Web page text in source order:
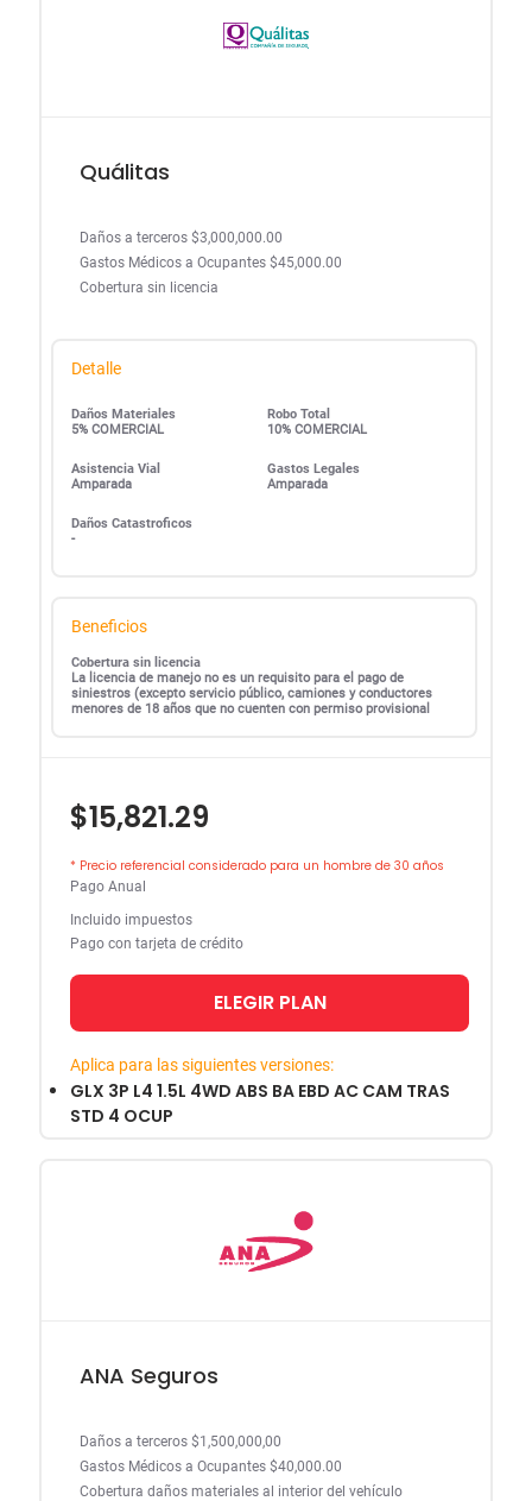
Quálitas
Daños a terceros $3,000,000.00
Gastos Médicos a Ocupantes $45,000.00
Cobertura sin licencia
Detalle
Daños Materiales
5% COMERCIAL
Robo Total
10% COMERCIAL
Asistencia Vial
Amparada
Gastos Legales
Amparada
Daños Catastroficos
-
Beneficios
Cobertura sin licencia
La licencia de manejo no es un requisito para el pago de
siniestros (excepto servicio público, camiones y conductores
menores de 18 años que no cuenten con permiso provisional
$15,821.29
* Precio referencial considerado para un hombre de 30 años
Pago Anual
Incluido impuestos
Pago con tarjeta de crédito
ELEGIR PLAN
Aplica para las siguientes versiones:
GLX 3P L4 1.5L 4WD ABS BA EBD AC CAM TRAS
STD 4 OCUP
ANA Seguros
Daños a terceros $1,500,000,00
Gastos Médicos a Ocupantes $40,000.00
Cobertura daños materiales al interior del vehículo